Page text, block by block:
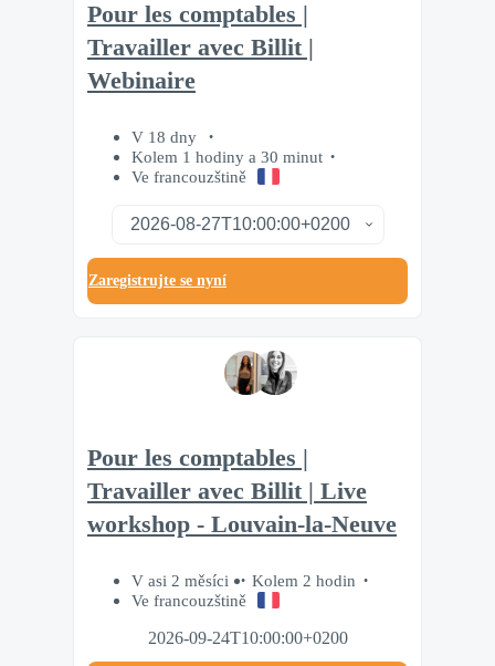
Pour les comptables |
Travailler avec Billit |
Webinaire
V 18 dny
Kolem 1 hodiny a 30 minut
Ve francouzštině
Zaregistrujte se nyní
Pour les comptables |
Travailler avec Billit | Live
workshop - Louvain-la-Neuve
V asi 2 měsíci
Kolem 2 hodin
Ve francouzštině
2026-09-24T10:00:00+0200